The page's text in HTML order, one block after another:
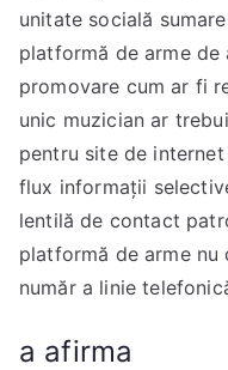
unitate socială
platformă de arme de
promovare cum ar fi
unic muzician ar
pentru site de
flux informații
lentilă de contact
platformă de arme
număr a linie
a afirma